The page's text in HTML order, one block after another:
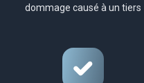
dommage causé à un tiers